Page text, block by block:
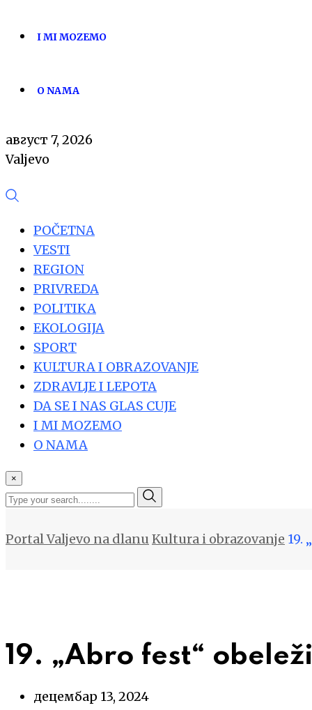
I MI MOZEMO
O NAMA
август 7, 2026
Valjevo
POČETNA
VESTI
REGION
PRIVREDA
POLITIKA
EKOLOGIJA
SPORT
KULTURA I OBRAZOVANJE
ZDRAVLJE I LEPOTA
DA SE I NAS GLAS CUJE
I MI MOZEMO
O NAMA
×
Portal Valjevo na dlanu Kultura i obrazovanje 19.
19. „Abro fest“
децембар 13, 2024